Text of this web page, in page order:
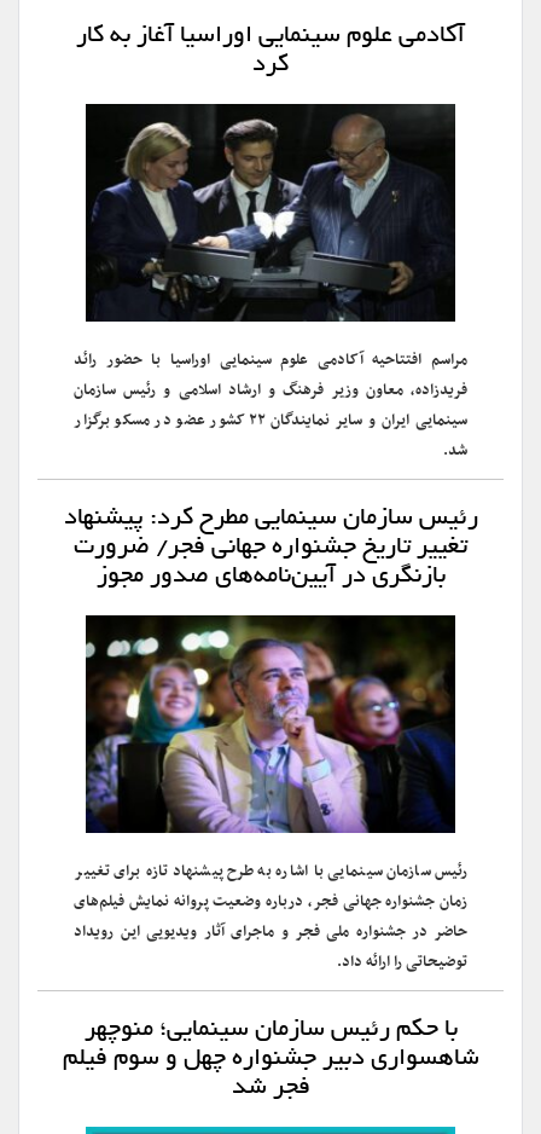
آکادمی علوم سینمایی اوراسیا آغاز به کار
کرد
مراسم افتتاحیه آکادمی علوم سینمایی اوراسیا با حضور رائد
فریدزاده، معاون وزیر فرهنگ و ارشاد اسلامی و رئیس سازمان
سینمایی ایران و سایر نمایندگان ۲۲ کشور عضو در مسکو برگزار
شد.
رئیس سازمان سینمایی مطرح کرد: پیشنهاد
تغییر تاریخ جشنواره جهانی فجر/ ضرورت
بازنگری در آیین‌نامه‌های صدور مجوز
رئیس سازمان سینمایی با اشاره به طرح پیشنهاد تازه برای تغییر
زمان جشنواره جهانی فجر، درباره وضعیت پروانه نمایش فیلم‌های
حاضر در جشنواره ملی فجر و ماجرای آثار ویدیویی این رویداد
توضیحاتی را ارائه داد.
با حکم رئیس سازمان سینمایی؛ منوچهر
شاهسواری دبیر جشنواره چهل و سوم فیلم
فجر شد